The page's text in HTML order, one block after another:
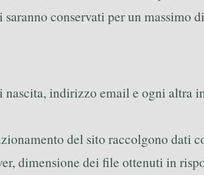
conservati per un massimo
indirizzo email e ogni altra
del sito raccolgono dati
dimensione dei file ottenuti in